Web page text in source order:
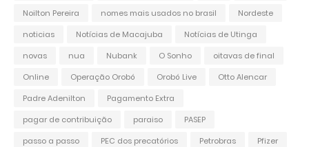
Noilton Pereira
nomes mais usados no brasil
Nordeste
noticias
Notícias de Macajuba
Notícias de Utinga
novas
nua Nubank O Sonho
oitavas de final
Online
Operação Orobó Orobó Live
Otto Alencar
Padre Adenilton
Pagamento Extra
pagar de contribuição
paraiso
PASEP
passo a passo
PEC dos precatórios Petrobras
Pfizer